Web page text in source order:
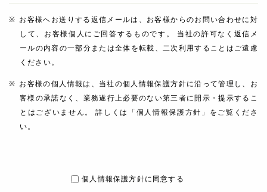
お客様へお送りする返信メールは、お客様からのお問い合わせに対
して、お客様個人にご回答するものです。 当社の許可なく返信メ
ールの内容の一部分または全体を転載、二次利用することはご遠慮
ください。
お客様の個人情報は、当社の個人情報保護方針に沿って管理し、お
客様の承諾なく、業務遂行上必要のない第三者に開示・提示するこ
とはございません。 詳しくは「個人情報保護方針」をご覧くださ
い。
個人情報保護方針に同意する